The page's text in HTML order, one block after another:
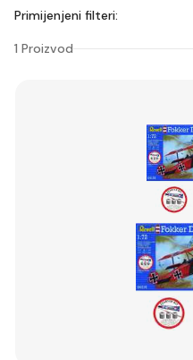
Primijenjeni filteri:
1 Proizvod